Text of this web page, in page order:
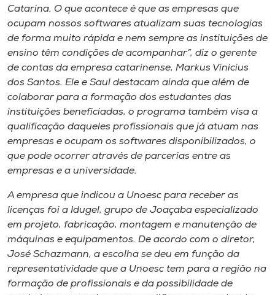
Catarina. O que acontece é que as empresas que
ocupam nossos softwares atualizam suas tecnologias
de forma muito rápida e nem sempre as instituições de
ensino têm condições de acompanhar”, diz o gerente
de contas da empresa catarinense, Markus Vinícius
dos Santos. Ele e Saul destacam ainda que além de
colaborar para a formação dos estudantes das
instituições beneficiadas, o programa também visa a
qualificação daqueles profissionais que já atuam nas
empresas e ocupam os softwares disponibilizados, o
que pode ocorrer através de parcerias entre as
empresas e a universidade.
A empresa que indicou a Unoesc para receber as
licenças foi a Idugel, grupo de Joaçaba especializado
em projeto, fabricação, montagem e manutenção de
máquinas e equipamentos. De acordo com o diretor,
José Schazmann, a escolha se deu em função da
representatividade que a Unoesc tem para a região na
formação de profissionais e da possibilidade de